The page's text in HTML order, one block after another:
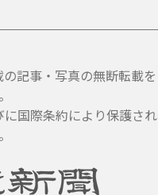
記事・写真の無断転載を
国際条約により保護され